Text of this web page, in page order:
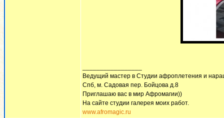
Ведущий мастер в Студии афроплетения и
Спб, м. Садовая пер. Бойцова д.8
Приглашаю вас в мир Афромагии))
На сайте студии галерея моих работ.
www.afromagic.ru